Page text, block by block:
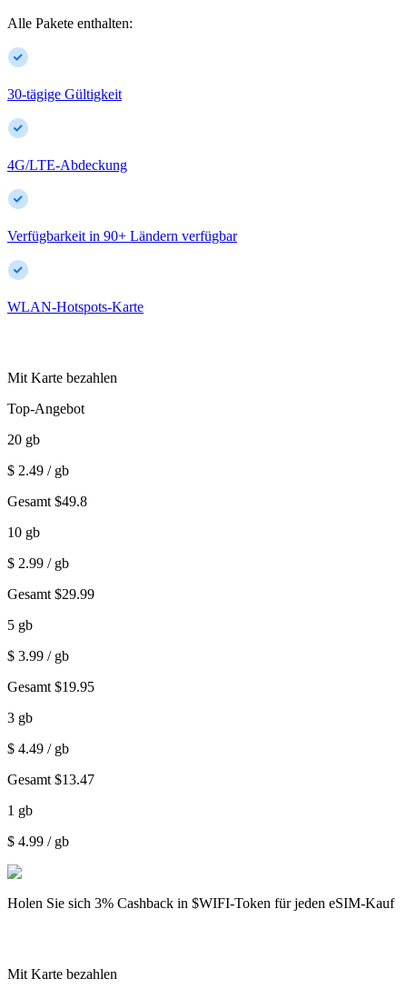
Alle Pakete enthalten:
30-tägige Gültigkeit
4G/LTE-Abdeckung
Verfügbarkeit in 90+ Ländern verfügbar
WLAN-Hotspots-Karte
Mit Karte bezahlen
Top-Angebot
20 gb
$ 2.49 / gb
Gesamt $49.8
10 gb
$ 2.99 / gb
Gesamt $29.99
5 gb
$ 3.99 / gb
Gesamt $19.95
3 gb
$ 4.49 / gb
Gesamt $13.47
1 gb
$ 4.99 / gb
Holen Sie sich 3% Cashback in $WIFI-Token für jeden eSIM-Kauf
Mit Karte bezahlen